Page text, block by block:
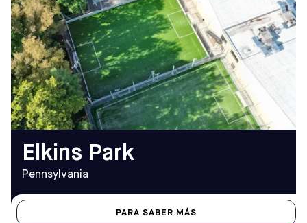
APERTURA
De lunes a viernes
9.00 h - 12.00 h
Sáb-Dom
8.00 h - 12.00 h
46 Church Road, Elkins Park
PA 19027
Cómo llegar
TELÉFONO
(215) 544-2626
EMAIL
elkinspark@sofive.com
Elkins Park
Pennsylvania
PARA SABER MÁS